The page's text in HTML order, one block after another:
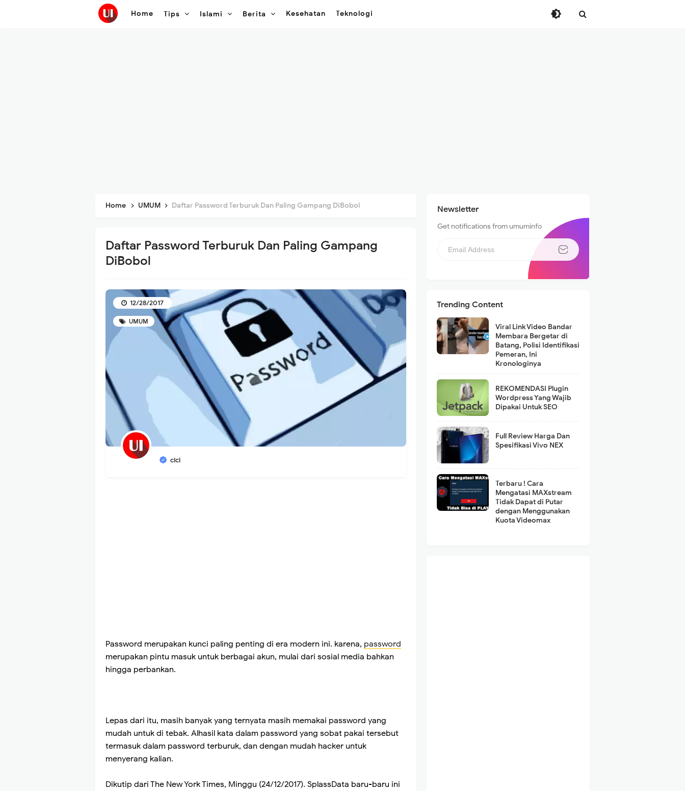
Home Tips Islami Berita Kesehatan Teknologi
Home UMUM Daftar Password Terburuk Dan Paling Gampang DiBobol
Daftar Password Terburuk Dan Paling Gampang
DiBobol
UMUM
cici
12/28/2017
Password merupakan kunci paling penting di era modern ini. karena, password
merupakan pintu masuk untuk berbagai akun, mulai dari sosial media bahkan
hingga perbankan.
Lepas dari itu, masih banyak yang ternyata masih memakai password yang
mudah untuk di tebak. Alhasil kata dalam password yang sobat pakai tersebut
termasuk dalam password terburuk, dan dengan mudah hacker untuk
menyerang kalian.
Dikutip dari The New York Times, Minggu (24/12/2017). SplassData baru-baru ini
Newsletter
Get notifications from umuminfo
Trending Content
Viral Link Video Bandar
Membara Bergetar di
Batang, Polisi Identifikasi
Pemeran, Ini
Kronologinya
REKOMENDASI Plugin
Wordpress Yang Wajib
Dipakai Untuk SEO
Full Review Harga Dan
Spesifikasi Vivo NEX
Terbaru ! Cara
Mengatasi MAXstream
Tidak Dapat di Putar
dengan Menggunakan
Kuota Videomax